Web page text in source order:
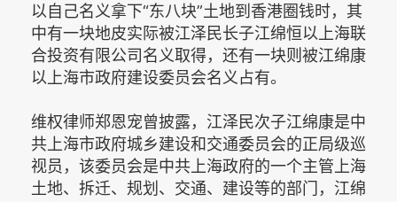
以自己名义拿下“东八块”土地到香港圈钱时，其
中有一块地皮实际被江泽民长子江绵恒以上海联
合投资有限公司名义取得，还有一块则被江绵康
以上海市政府建设委员会名义占有。
维权律师郑恩宠曾披露，江泽民次子江绵康是中
共上海市政府城乡建设和交通委员会的正局级巡
视员，该委员会是中共上海政府的一个主管上海
土地、拆迁、规划、交通、建设等的部门，江绵